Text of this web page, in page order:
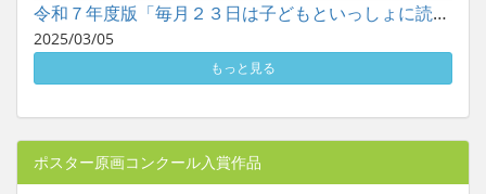
令和７年度版「毎月２３日は子どもといっしょに読書の日」ポスタ...
2025/03/05
もっと見る
ポスター原画コンクール入賞作品